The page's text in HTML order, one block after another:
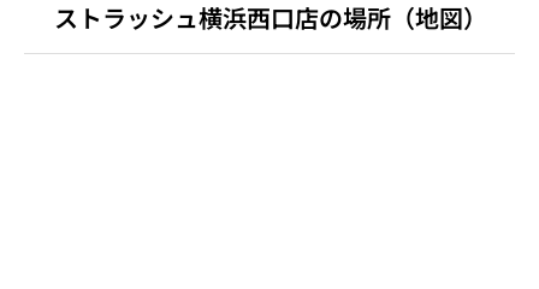
ストラッシュ横浜西口店の場所（地図）